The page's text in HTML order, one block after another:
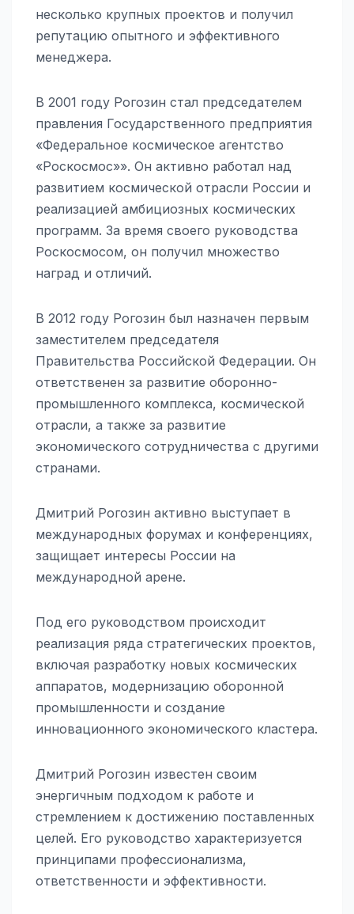
несколько крупных проектов и получил
репутацию опытного и эффективного
менеджера.
В 2001 году Рогозин стал председателем
правления Государственного предприятия
«Федеральное космическое агентство
«Роскосмос»». Он активно работал над
развитием космической отрасли России и
реализацией амбициозных космических
программ. За время своего руководства
Роскосмосом, он получил множество
наград и отличий.
В 2012 году Рогозин был назначен первым
заместителем председателя
Правительства Российской Федерации. Он
ответственен за развитие оборонно-
промышленного комплекса, космической
отрасли, а также за развитие
экономического сотрудничества с другими
странами.
Дмитрий Рогозин активно выступает в
международных форумах и конференциях,
защищает интересы России на
международной арене.
Под его руководством происходит
реализация ряда стратегических проектов,
включая разработку новых космических
аппаратов, модернизацию оборонной
промышленности и создание
инновационного экономического кластера.
Дмитрий Рогозин известен своим
энергичным подходом к работе и
стремлением к достижению поставленных
целей. Его руководство характеризуется
принципами профессионализма,
ответственности и эффективности.